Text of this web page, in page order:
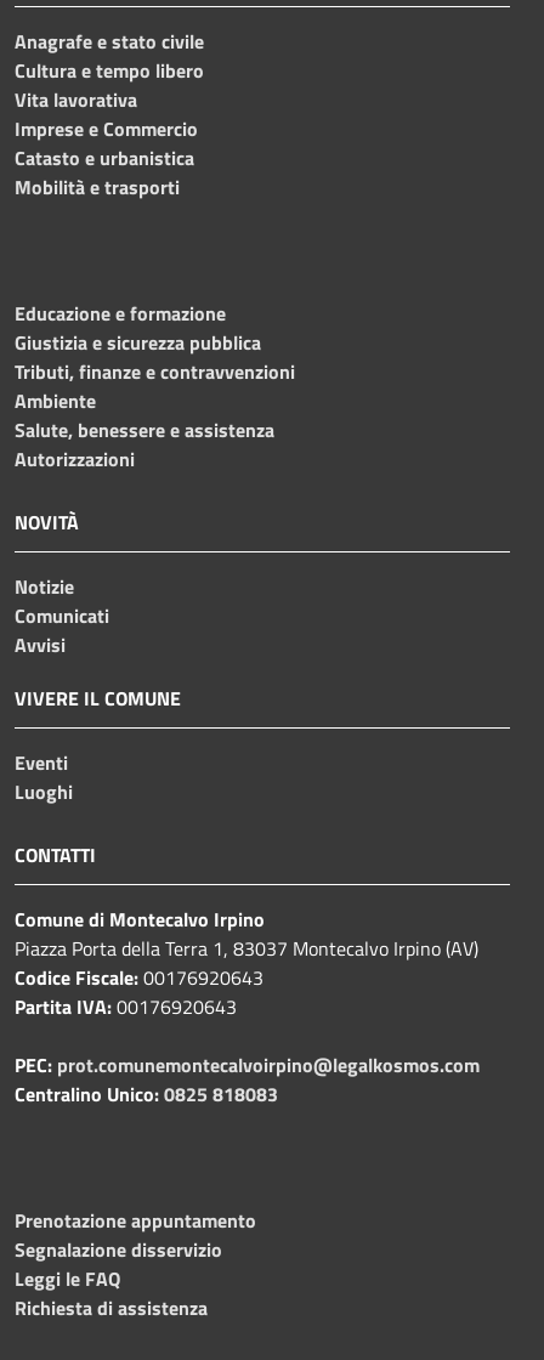
Anagrafe e stato civile
Cultura e tempo libero
Vita lavorativa
Imprese e Commercio
Catasto e urbanistica
Mobilità e trasporti
Educazione e formazione
Giustizia e sicurezza pubblica
Tributi, finanze e contravvenzioni
Ambiente
Salute, benessere e assistenza
Autorizzazioni
NOVITÀ
Notizie
Comunicati
Avvisi
VIVERE IL COMUNE
Eventi
Luoghi
CONTATTI
Comune di Montecalvo Irpino
Piazza Porta della Terra 1, 83037 Montecalvo Irpino (AV)
Codice Fiscale:00176920643
Partita IVA:00176920643
PEC: prot.comunemontecalvoirpino@legalkosmos.com
Centralino Unico:0825 818083
Prenotazione appuntamento
Segnalazione disservizio
Leggi le FAQ
Richiesta di assistenza